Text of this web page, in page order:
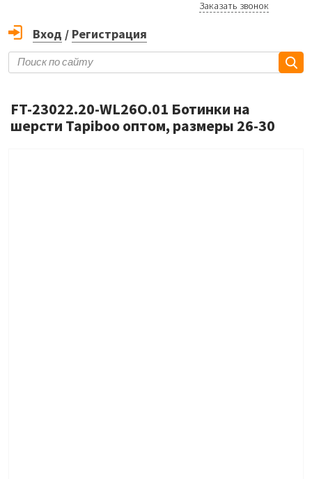
Заказать звонок
Вход / Регистрация
FT-23022.20-WL26O.01 Ботинки на
шерсти Tapiboo оптом, размеры 26-30